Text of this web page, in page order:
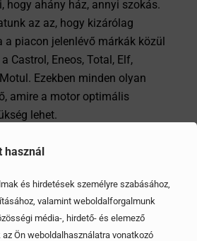
használ
és hirdetések személyre szabásához,
valamint weboldalforgalmunk
média-, hirdető- és elemező
Ön weboldalhasználatra vonatkozó
hogy ahány ház, annyi szokás.
az az, hogy kizárólag
a piacon jelenlévő márkák közül
Castrol, Eneos, Total, Elf,
Ezekben minden olyan
amire a motor optimális
lehet.